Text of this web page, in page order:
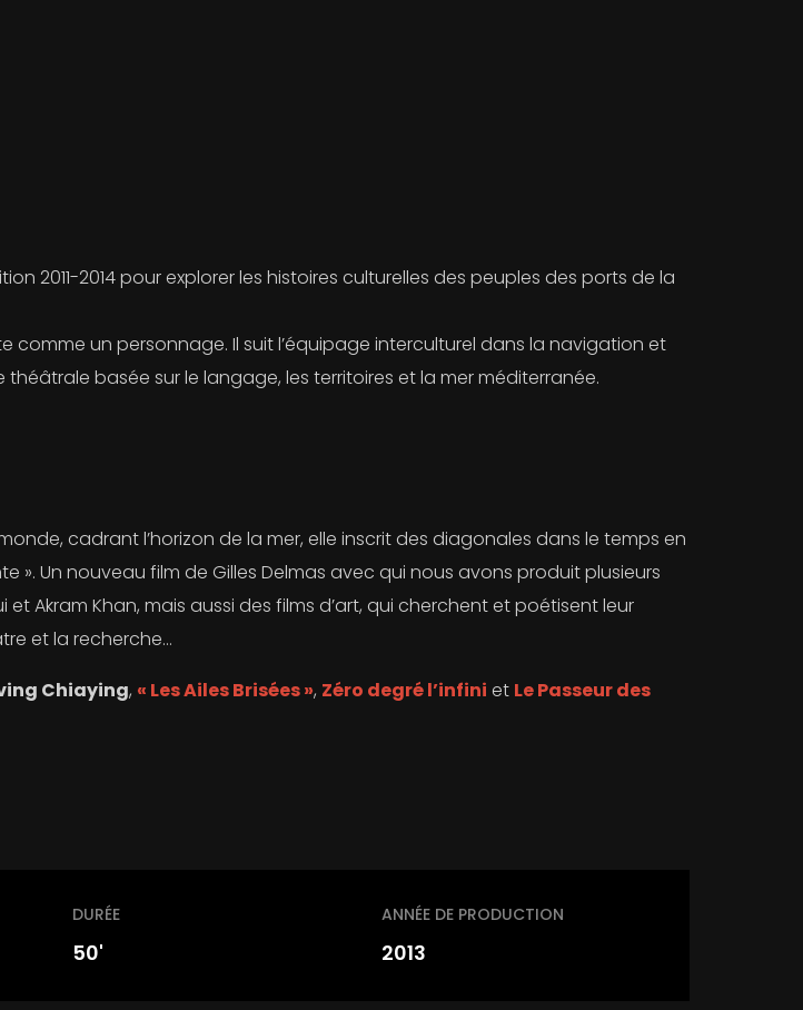
2011-2014 pour explorer les histoires culturelles des peuples des ports de la
comme un personnage. Il suit l’équipage interculturel dans la navigation et
basée sur le langage, les territoires et la mer méditerranée.
cadrant l’horizon de la mer, elle inscrit des diagonales dans le temps en
». Un nouveau film de Gilles Delmas avec qui nous avons produit plusieurs
Akram Khan, mais aussi des films d’art, qui cherchent et poétisent leur
et la recherche…
Chiaying, « Les Ailes Brisées », Zéro degré l’infini et Le Passeur des
DURÉE
50'
ANNÉE DE PRODUCTION
2013